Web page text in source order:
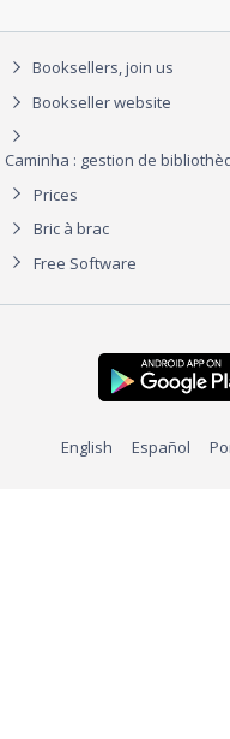
Booksellers, join us
Bookseller website
Caminha : gestion de
Prices
Bric à brac
Free Software
English Español